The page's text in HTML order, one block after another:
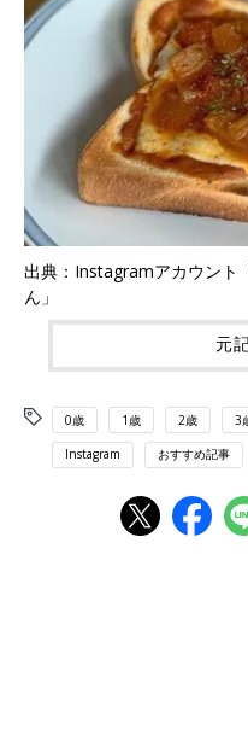
出典：Instagramアカウント
ん」
元
0歳 1歳 2歳 3
Instagram おすすめ記事